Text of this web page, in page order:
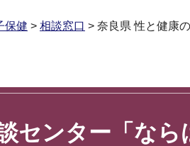
保健 > 相談窓口 > 奈良県 性と健康
センター「なら